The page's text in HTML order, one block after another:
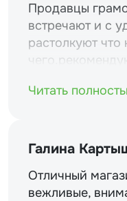
Продавцы
встречают и с
растолкуют что
Читать
Галина
Отличный
вежливые,